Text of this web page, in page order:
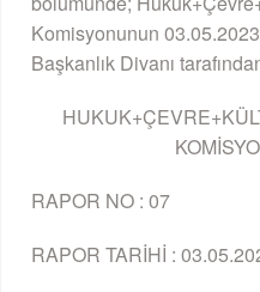
Komisyonunun
Başkanlık Divanı
RAPOR NO : 07
RAPOR TARİHİ :